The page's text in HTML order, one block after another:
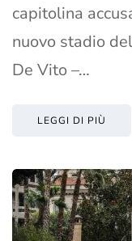
capitolina
nuovo stadio
De Vito –…
LEGGI DI PIÙ